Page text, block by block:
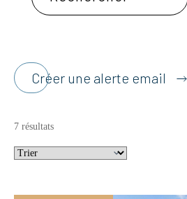
Créer une alerte email
7 résultats